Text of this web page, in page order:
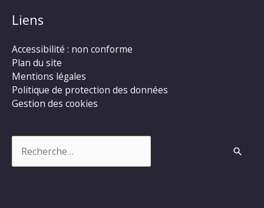
Liens
Accessibilité : non conforme
Plan du site
Mentions légales
Politique de protection des données
Gestion des cookies